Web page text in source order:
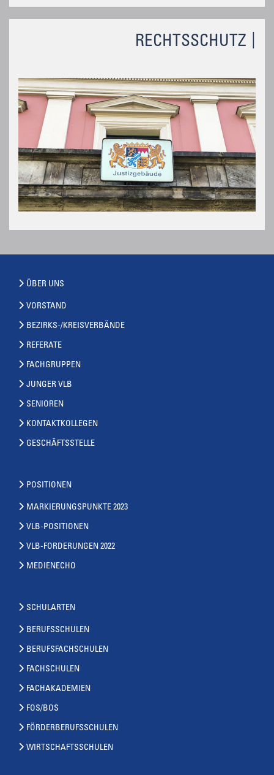
RECHTSSCHUTZ
ÜBER UNS
VORSTAND
BEZIRKS-/KREISVERBÄNDE
REFERATE
FACHGRUPPEN
JUNGER VLB
SENIOREN
KONTAKTKOLLEGEN
GESCHÄFTSSTELLE
POSITIONEN
MARKIERUNGSPUNKTE 2023
VLB-POSITIONEN
VLB-FORDERUNGEN 2022
MEDIENECHO
SCHULARTEN
BERUFSSCHULEN
BERUFSFACHSCHULEN
FACHSCHULEN
FACHAKADEMIEN
FOS/BOS
FÖRDERBERUFSSCHULEN
WIRTSCHAFTSSCHULEN